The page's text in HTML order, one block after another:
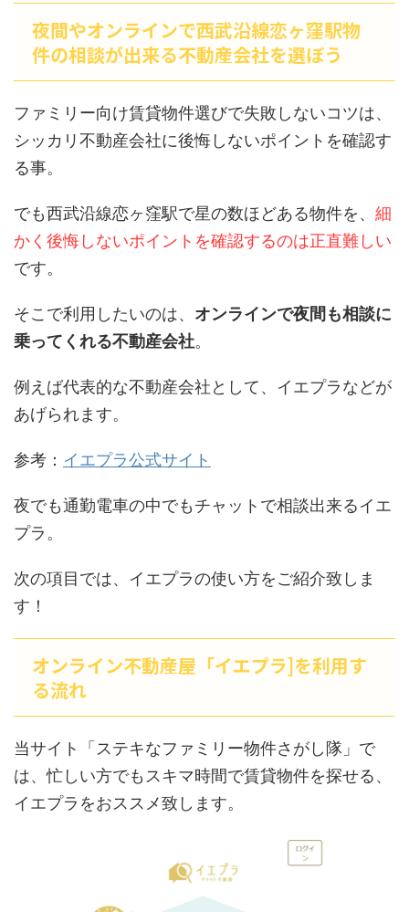
夜間やオンラインで西武沿線恋ヶ窪駅物
件の相談が出来る不動産会社を選ぼう
ファミリー向け賃貸物件選びで失敗しないコツは、
シッカリ不動産会社に後悔しないポイントを確認す
る事。
でも西武沿線恋ヶ窪駅で星の数ほどある物件を、 細
かく後悔しないポイントを確認するのは正直難しい
です。
そこで利用したいのは、 オンラインで夜間も相談に
乗ってくれる不動産会社。
例えば代表的な不動産会社として、イエプラなどが
あげられます。
参考： イエプラ公式サイト
夜でも通勤電車の中でもチャットで相談出来るイエ
プラ。
次の項目では、イエプラの使い方をご紹介致しま
す！
オンライン不動産屋「イエプラ]を利用す
る流れ
当サイト「ステキなファミリー物件さがし隊」で
は、忙しい方でもスキマ時間で賃貸物件を探せる、
イエプラをおススメ致します。